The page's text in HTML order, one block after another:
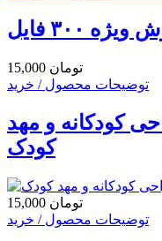
15,000 تومان
توضیحات محصول / خرید
کودکانه و مهد
کودک
15,000 تومان
توضیحات محصول / خرید